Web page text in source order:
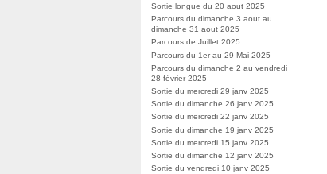
Sortie longue du 20 aout 2025
Parcours du dimanche 3 aout au
dimanche 31 aout 2025
Parcours de Juillet 2025
Parcours du 1er au 29 Mai 2025
Parcours du dimanche 2 au vendredi
28 février 2025
Sortie du mercredi 29 janv 2025
Sortie du dimanche 26 janv 2025
Sortie du mercredi 22 janv 2025
Sortie du dimanche 19 janv 2025
Sortie du mercredi 15 janv 2025
Sortie du dimanche 12 janv 2025
Sortie du vendredi 10 janv 2025